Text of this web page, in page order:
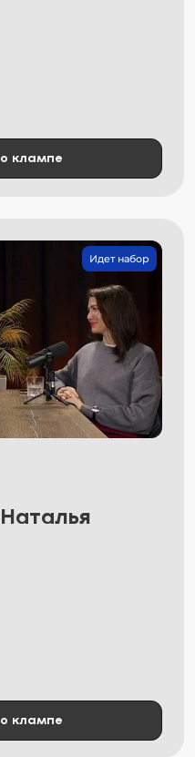
клампе
Идет набор
клампе